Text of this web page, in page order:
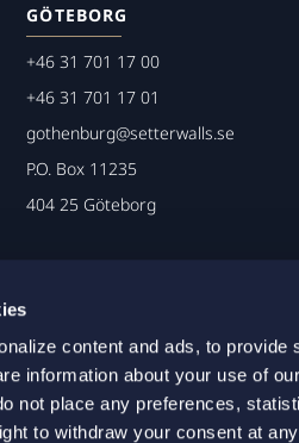
content and ads, to
information about your use of
not place any preferences,
to withdraw your consent at
GÖTEBORG
+46 31 701 17 00
+46 31 701 17 01
gothenburg@setterwalls.se
P.O. Box 11235
404 25 Göteborg